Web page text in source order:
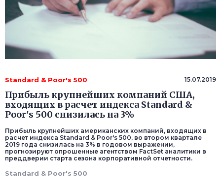
Standard & Poor's 500 15.07.2019
Прибыль крупнейших компаний США,
входящих в расчет индекса Standard &
Poor's 500 снизилась на 3%
Прибыль крупнейших американских компаний, входящих в
расчет индекса Standard & Poor's 500, во втором квартале
2019 года снизилась на 3% в годовом выражении,
прогнозируют опрошенные агентством FactSet аналитики в
преддверии старта сезона корпоративной отчетности.
Standard & Poor's 500